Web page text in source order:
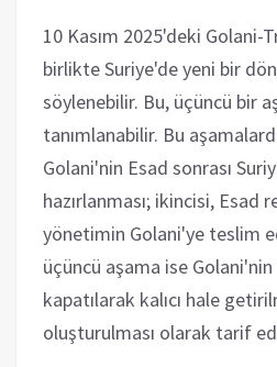
10 Kasım 2025'deki Golani-
birlikte Suriye'de yeni bir
söylenebilir. Bu, üçüncü bir
tanımlanabilir. Bu
Golani'nin Esad sonrası
hazırlanması; ikincisi, Esad
yönetimin Golani'ye teslim
üçüncü aşama ise
kapatılarak kalıcı hale
oluşturulması olarak tarif